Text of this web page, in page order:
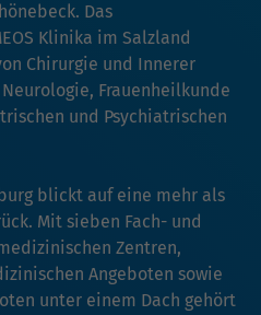
Das
Klinika im Salzland
Chirurgie und Innerer
Frauenheilkunde
und Psychiatrischen
blickt auf eine mehr als
Mit sieben Fach- und
Zentren,
Angeboten sowie
unter einem Dach gehört